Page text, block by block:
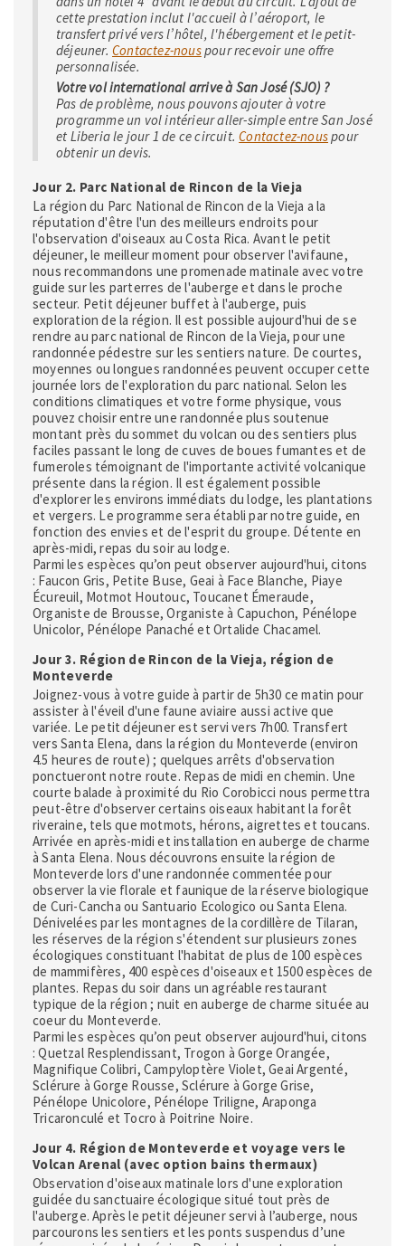
cette prestation inclut l'accueil à l’aéroport, le
transfert privé vers l’hôtel, l'hébergement et le petit-
déjeuner.Contactez-nouspour recevoir une offre
personnalisée.
Votre vol international arrive à San José (SJO) ?
Pas de problème, nous pouvons ajouter à votre
programme un vol intérieur aller-simple entre San José
et Liberia le jour 1 de ce circuit.Contactez-nouspour
obtenir un devis.
Jour 2. Parc National de Rincon de la Vieja
La région du Parc National de Rincon de la Vieja a la
réputation d'être l'un des meilleurs endroits pour
l'observation d'oiseaux au Costa Rica. Avant le petit
déjeuner, le meilleur moment pour observer l'avifaune,
nous recommandons une promenade matinale avec votre
guide sur les parterres de l'auberge et dans le proche
secteur. Petit déjeuner buffet à l'auberge, puis
exploration de la région. Il est possible aujourd'hui de se
rendre au parc national de Rincon de la Vieja, pour une
randonnée pédestre sur les sentiers nature. De courtes,
moyennes ou longues randonnées peuvent occuper cette
journée lors de l'exploration du parc national. Selon les
conditions climatiques et votre forme physique, vous
pouvez choisir entre une randonnée plus soutenue
montant près du sommet du volcan ou des sentiers plus
faciles passant le long de cuves de boues fumantes et de
fumeroles témoignant de l'importante activité volcanique
présente dans la région. Il est également possible
d'explorer les environs immédiats du lodge, les plantations
et vergers. Le programme sera établi par notre guide, en
fonction des envies et de l'esprit du groupe. Détente en
après-midi, repas du soir au lodge.
Parmi les espèces qu’on peut observer aujourd'hui, citons
: Faucon Gris, Petite Buse, Geai à Face Blanche, Piaye
Écureuil, Motmot Houtouc, Toucanet Émeraude,
Organiste de Brousse, Organiste à Capuchon, Pénélope
Unicolor, Pénélope Panaché et Ortalide Chacamel.
Jour 3. Région de Rincon de la Vieja, région de
Monteverde
Joignez-vous à votre guide à partir de 5h30 ce matin pour
assister à l'éveil d'une faune aviaire aussi active que
variée. Le petit déjeuner est servi vers 7h00. Transfert
vers Santa Elena, dans la région du Monteverde (environ
4.5 heures de route) ; quelques arrêts d'observation
ponctueront notre route. Repas de midi en chemin. Une
courte balade à proximité du Rio Corobicci nous permettra
peut-être d'observer certains oiseaux habitant la forêt
riveraine, tels que motmots, hérons, aigrettes et toucans.
Arrivée en après-midi et installation en auberge de charme
à Santa Elena. Nous découvrons ensuite la région de
Monteverde lors d'une randonnée commentée pour
observer la vie florale et faunique de la réserve biologique
de Curi-Cancha ou Santuario Ecologico ou Santa Elena.
Dénivelées par les montagnes de la cordillère de Tilaran,
les réserves de la région s'étendent sur plusieurs zones
écologiques constituant l'habitat de plus de 100 espèces
de mammifères, 400 espèces d'oiseaux et 1500 espèces de
plantes. Repas du soir dans un agréable restaurant
typique de la région ; nuit en auberge de charme située au
coeur du Monteverde.
Parmi les espèces qu’on peut observer aujourd'hui, citons
: Quetzal Resplendissant, Trogon à Gorge Orangée,
Magnifique Colibri, Campyloptère Violet, Geai Argenté,
Sclérure à Gorge Rousse, Sclérure à Gorge Grise,
Pénélope Unicolore, Pénélope Triligne, Araponga
Tricaronculé et Tocro à Poitrine Noire.
Jour 4. Région de Monteverde et voyage vers le
Volcan Arenal (avec option bains thermaux)
Observation d'oiseaux matinale lors d'une exploration
guidée du sanctuaire écologique situé tout près de
l'auberge. Après le petit déjeuner servi à l’auberge, nous
parcourons les sentiers et les ponts suspendus d’une